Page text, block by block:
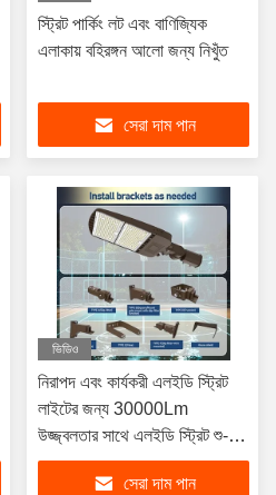
স্ট্রিট পার্কিং লট এবং বাণিজ্যিক
এলাকায় বহিরঙ্গন আলো জন্য নিখুঁত
সেরা দাম পান
ভিডিও
নিরাপদ এবং কার্যকরী এলইডি স্ট্রিট
লাইটের জন্য 30000Lm
উজ্জ্বলতার সাথে এলইডি স্ট্রিট শু-বক্স
লাইট ফ্যাক্টরি
সেরা দাম পান